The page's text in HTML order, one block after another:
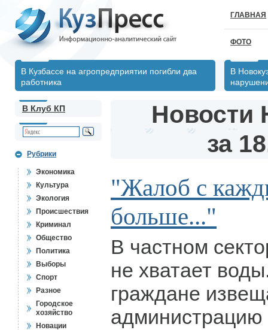
ГЛАВНАЯ
ФОТО
В Кузбассе на агропредприятии погибли два
работника
В
В Клуб КП
Рубрики
Экономика
Культура
Экология
Происшествия
Криминал
Общество
Политика
Выборы
Спорт
Разное
Городское
хозяйство
Новации
Новости
за
"Жалоб с
больше..."
В частном
не хватает
граждане